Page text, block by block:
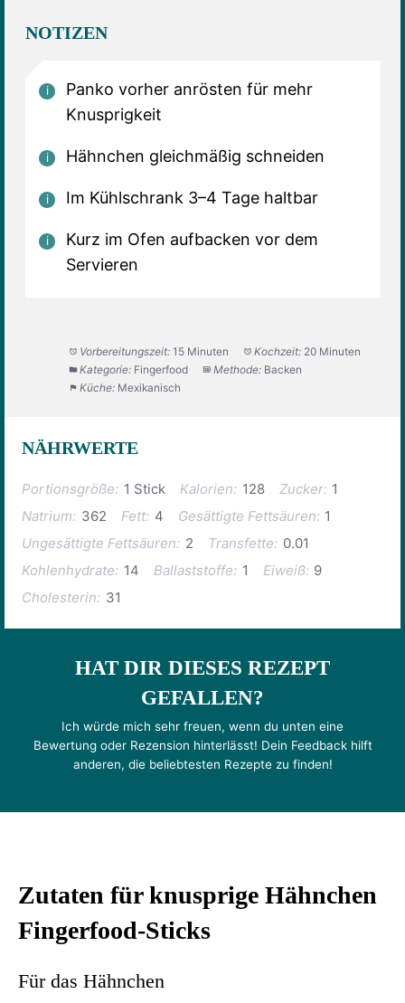
NOTIZEN
Panko vorher anrösten für mehr
Knusprigkeit
Hähnchen gleichmäßig schneiden
Im Kühlschrank 3–4 Tage haltbar
Kurz im Ofen aufbacken vor dem
Servieren
Vorbereitungszeit: 15 Minuten Kochzeit: 20 Minuten
Kategorie: Fingerfood Methode: Backen
Küche: Mexikanisch
NÄHRWERTE
Portionsgröße: 1 Stick Kalorien: 128 Zucker: 1
Natrium: 362 Fett: 4 Gesättigte Fettsäuren: 1
Ungesättigte Fettsäuren: 2 Transfette: 0.01
Kohlenhydrate: 14 Ballaststoffe: 1 Eiweiß: 9
Cholesterin: 31
HAT DIR DIESES REZEPT
GEFALLEN?
Ich würde mich sehr freuen, wenn du unten eine
Bewertung oder Rezension hinterlässt! Dein Feedback hilft
anderen, die beliebtesten Rezepte zu finden!
Zutaten für knusprige Hähnchen
Fingerfood-Sticks
Für das Hähnchen